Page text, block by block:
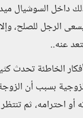
داخل السوشيال
الرجل للصلح،
عنه..
الخاطئة تحدث
بسبب أن
أو احترامه، ثم